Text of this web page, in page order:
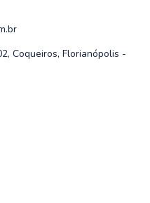
Coqueiros, Florianópolis -